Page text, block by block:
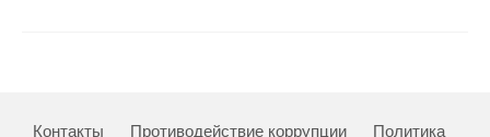
Материалы
Контакты Противодействие коррупции Политика